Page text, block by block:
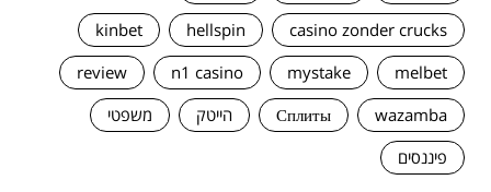
casino zonder crucks
hellspin
kinbet
melbet
mystake
n1 casino
review
wazamba
Сплиты הייטק
משפטי
פיננסים